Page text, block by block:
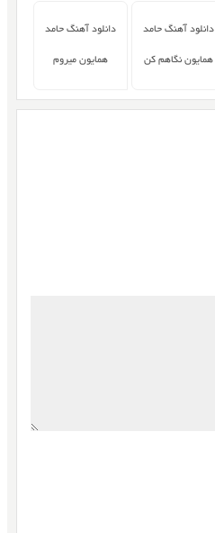
دانلود آهنگ حامد
همایون نگاهم کن
دانلود آهنگ حامد
همایون میروم